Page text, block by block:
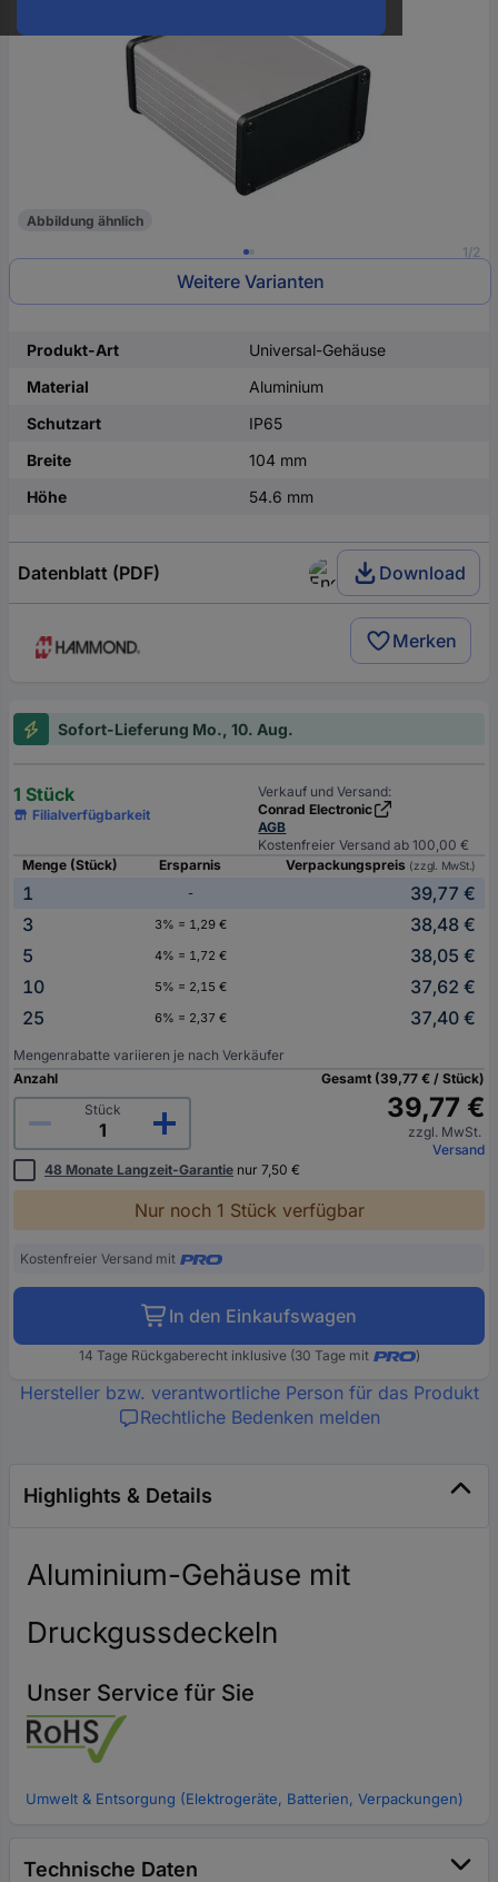
1/2
Abbildung ähnlich
Weitere Varianten
Produkt-Art
Universal-Gehäuse
Material
Aluminium
Schutzart
IP65
Breite
104 mm
Höhe
54.6 mm
Datenblatt (PDF) Download
Merken
Sofort-Lieferung Mo., 10. Aug.
1 Stück
Filialverfügbarkeit
Verkauf und Versand:
Conrad Electronic
AGB
Kostenfreier Versand ab 100,00 €
Menge (Stück)
Ersparnis Verpackungspreis (zzgl. MwSt.)
1 -
39,77 €
3
3% = 1,29 €
38,48 €
5
4% = 1,72 €
38,05 €
10
5% = 2,15 €
37,62 €
25
6% = 2,37 € 37,40 €
Mengenrabatte variieren je nach Verkäufer
Anzahl
Stück
Gesamt (39,77 € / Stück)
39,77 €
zzgl. MwSt.
Versand
48 Monate Langzeit-Garantie nur 7,50 €
Nur noch 1 Stück verfügbar
Kostenfreier Versand mit
In den Einkaufswagen
14 Tage Rückgaberecht inklusive (30 Tage mit )
Hersteller bzw. verantwortliche Person für das Produkt
Rechtliche Bedenken melden
Highlights & Details
Aluminium-Gehäuse mit
Druckgussdeckeln
Unser Service für Sie
Umwelt & Entsorgung (Elektrogeräte, Batterien, Verpackungen)
Technische Daten